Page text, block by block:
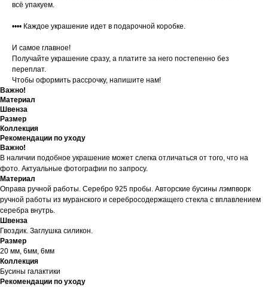
всё упакуем.
•••• Каждое украшение идет в подарочной коробке.
И самое главное!
Получайте украшение сразу, а платите за него постепенно без
переплат.
Чтобы оформить рассрочку, напишите нам!
Важно!
Материал
Швенза
Размер
Коллекция
Рекомендации по уходу
Важно!
В наличии подобное украшение может слегка отличаться от того, что на
фото. Актуальные фотографии по запросу.
Материал
Оправа ручной работы. Серебро 925 пробы. Авторские бусины лэмпворк
ручной работы из муранского и серебросодержащего стекла с вплавлением
серебра внутрь.
Швенза
Гвоздик. Заглушка силикон.
Размер
20 мм, 6мм, 6мм
Коллекция
Бусины галактики
Рекомендации по уходу